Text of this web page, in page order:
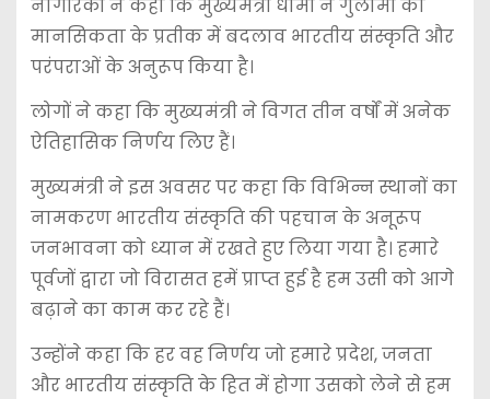
नागरिकों ने कहा कि मुख्यमंत्री धामी ने गुलामी की
मानसिकता के प्रतीक में बदलाव भारतीय संस्कृति और
परंपराओं के अनुरूप किया है।
लोगों ने कहा कि मुख्यमंत्री ने विगत तीन वर्षों में अनेक
ऐतिहासिक निर्णय लिए हैं।
मुख्यमंत्री ने इस अवसर पर कहा कि विभिन्न स्थानों का
नामकरण भारतीय संस्कृति की पहचान के अनूरूप
जनभावना को ध्यान में रखते हुए लिया गया है। हमारे
पूर्वजों द्वारा जो विरासत हमें प्राप्त हुई है हम उसी को आगे
बढ़ाने का काम कर रहे हैं।
उन्होंने कहा कि हर वह निर्णय जो हमारे प्रदेश, जनता
और भारतीय संस्कृति के हित में होगा उसको लेने से हम